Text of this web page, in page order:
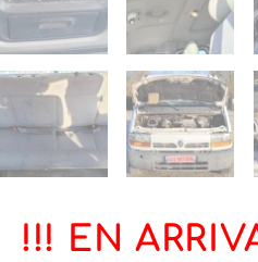
!!! EN